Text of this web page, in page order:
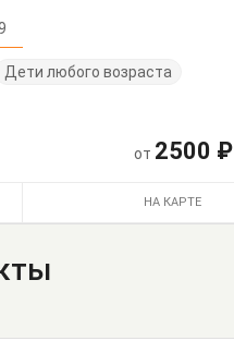
Дети любого возраста
от 2500 ₽
НА КАРТЕ